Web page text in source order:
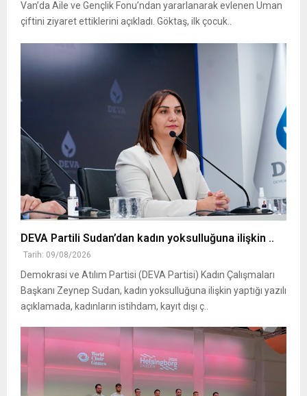
Van’da Aile ve Gençlik Fonu’ndan yararlanarak evlenen Uman
çiftini ziyaret ettiklerini açıkladı. Göktaş, ilk çocuk..
DEVA Partili Sudan’dan kadın yoksulluğuna ilişkin ..
Tarih: 09/08/2026
Demokrasi ve Atılım Partisi (DEVA Partisi) Kadın Çalışmaları
Başkanı Zeynep Sudan, kadın yoksulluğuna ilişkin yaptığı yazılı
açıklamada, kadınların istihdam, kayıt dışı ç..